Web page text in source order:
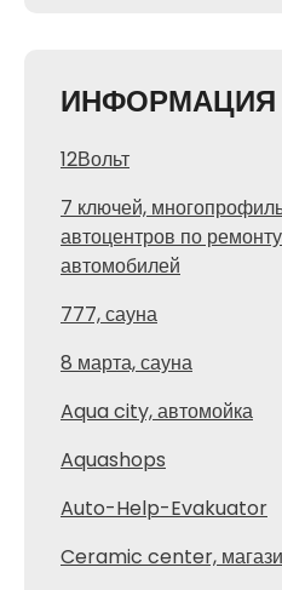
ИНФОРМАЦИЯ
12Вольт
7 ключей,
автоцентров по
автомобилей
777, сауна
8 марта, сауна
Aqua city, автомойка
Aquashops
Auto-Help-Evakuator
Ceramic center,